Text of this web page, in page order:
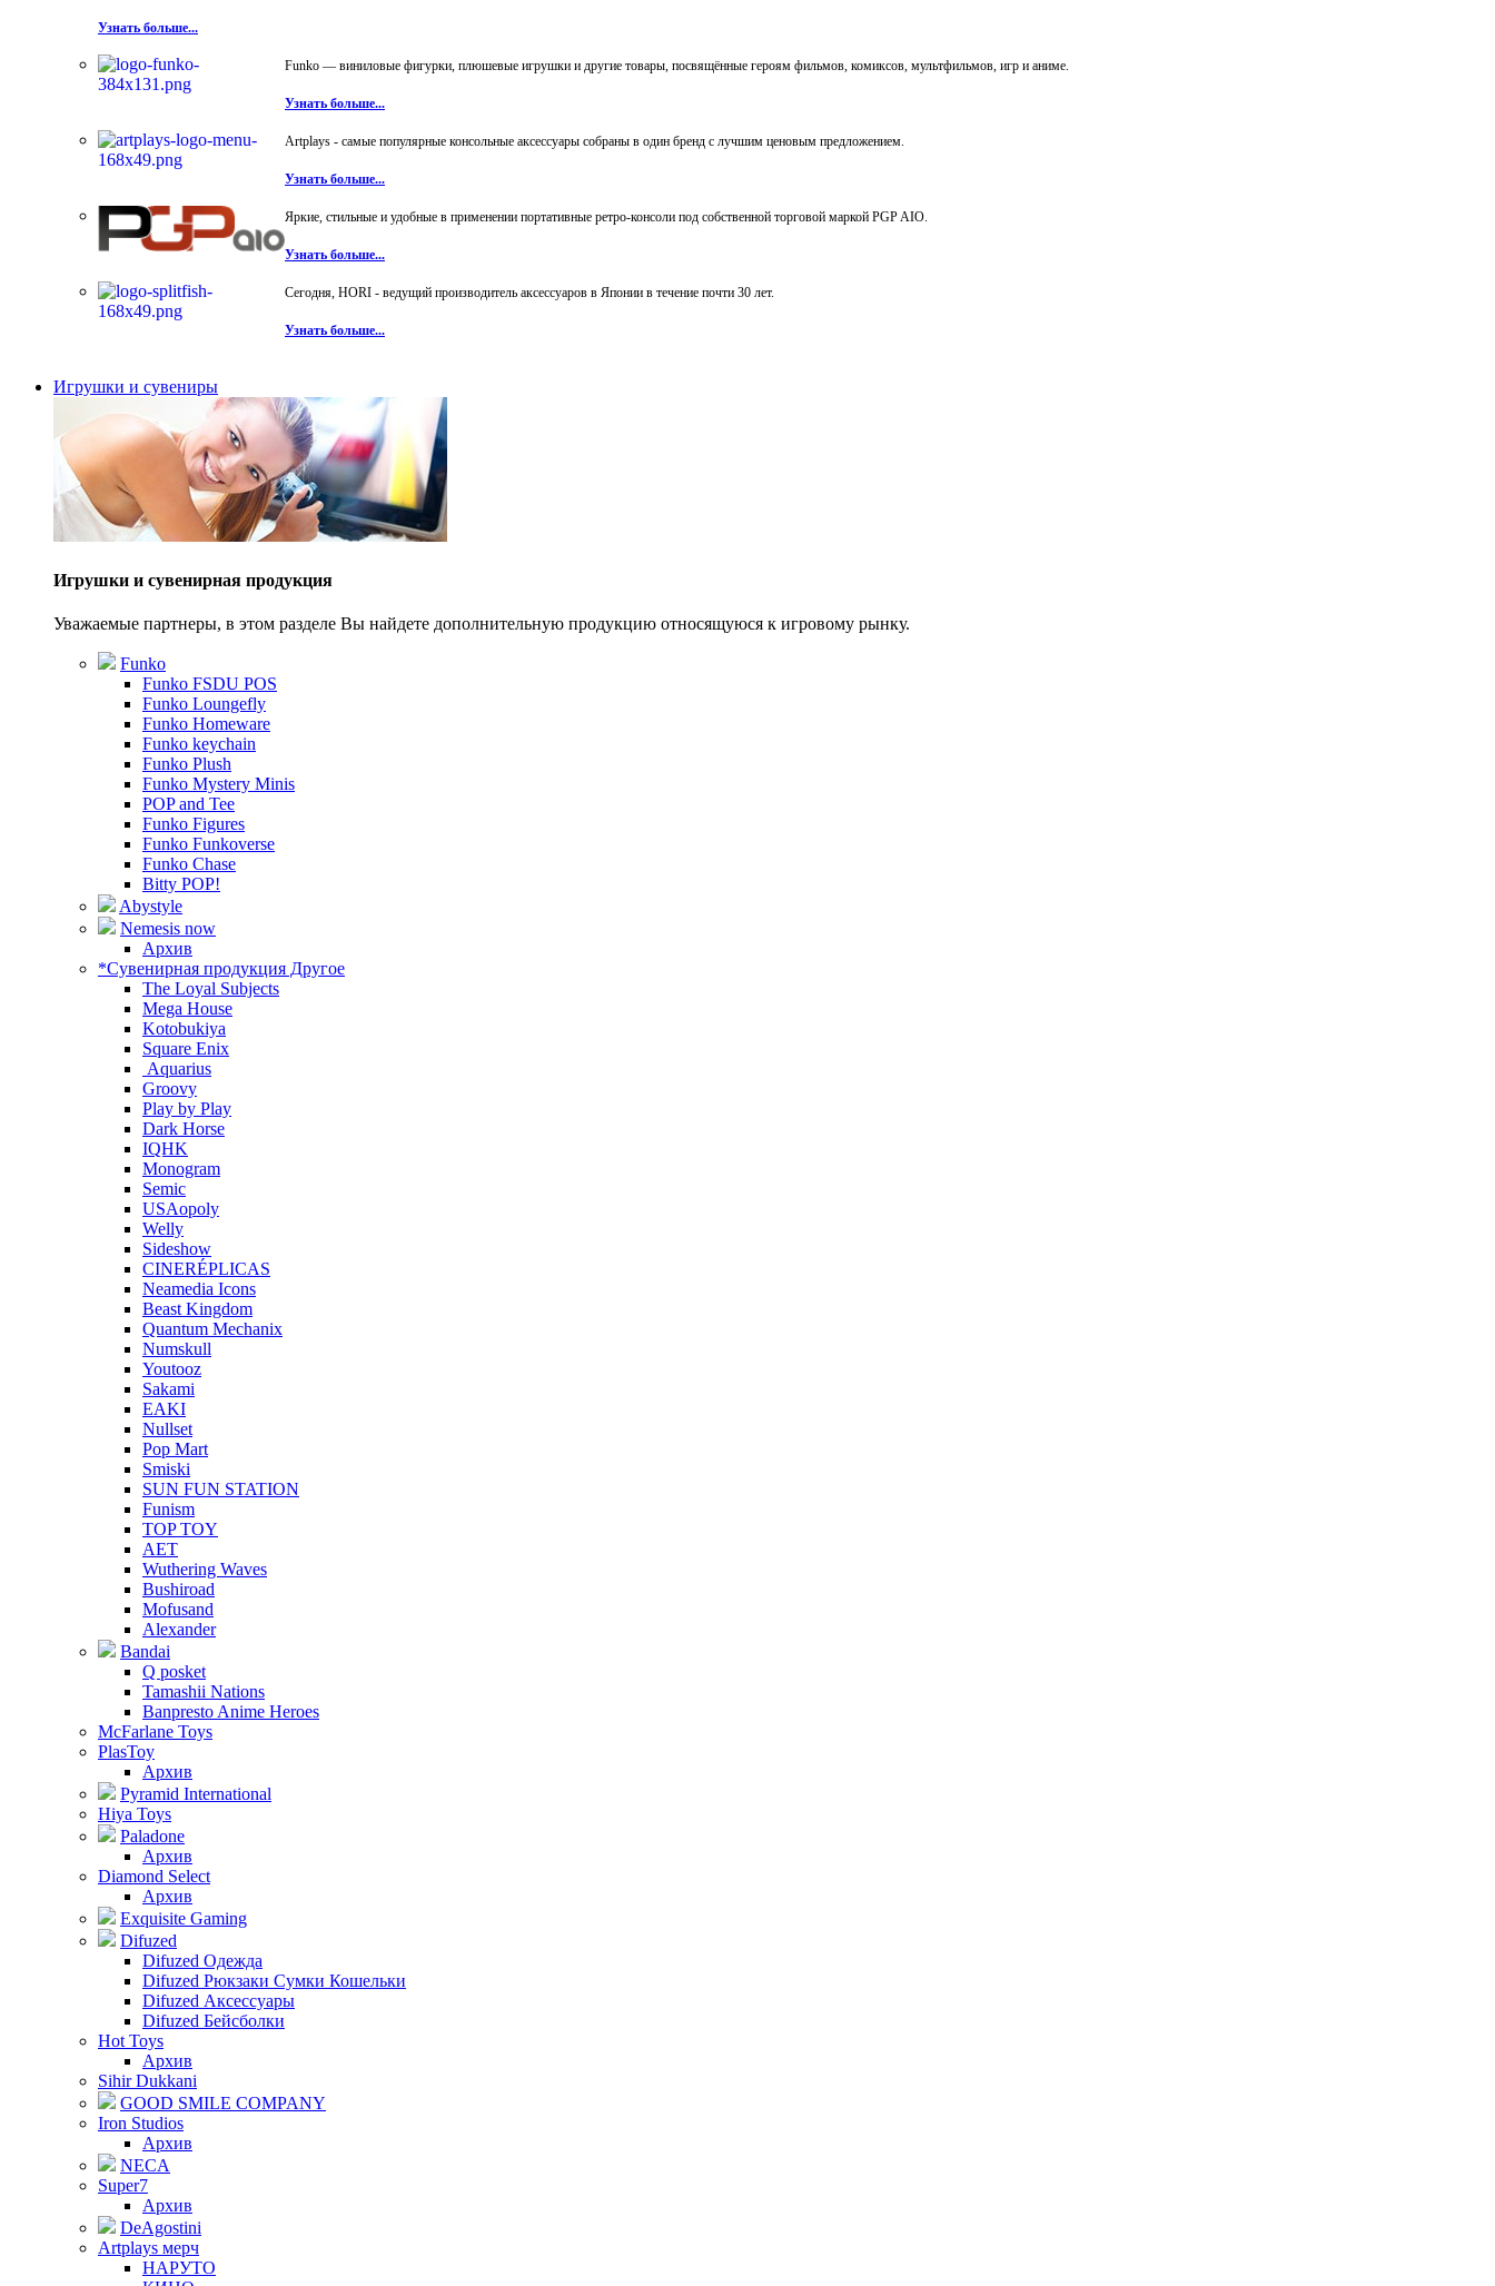
Узнать больше...
Funko — виниловые фигурки, плюшевые игрушки и другие товары, посвящённые героям фильмов, комиксов, мультфильмов, игр и аниме.
Узнать больше...
Artplays - самые популярные консольные аксессуары собраны в один бренд с лучшим ценовым предложением.
Узнать больше...
Яркие, стильные и удобные в применении портативные ретро-консоли под собственной торговой маркой PGP AIO.
Узнать больше...
Сегодня, HORI - ведущий производитель аксессуаров в Японии в течение почти 30 лет.
Узнать больше...
Игрушки и сувениры
Игрушки и сувенирная продукция
Уважаемые партнеры, в этом разделе Вы найдете дополнительную продукцию относящуюся к игровому рынку.
Funko
Funko FSDU POS
Funko Loungefly
Funko Homeware
Funko keychain
Funko Plush
Funko Mystery Minis
POP and Tee
Funko Figures
Funko Funkoverse
Funko Chase
Bitty POP!
Abystyle
Nemesis now
Архив
*Сувенирная продукция Другое
The Loyal Subjects
Mega House
Kotobukiya
Square Enix
Aquarius
Groovy
Play by Play
Dark Horse
IQHK
Monogram
Semic
USAopoly
Welly
Sideshow
CINERÉPLICAS
Neamedia Icons
Beast Kingdom
Quantum Mechanix
Numskull
Youtooz
Sakami
EAKI
Nullset
Pop Mart
Smiski
SUN FUN STATION
Funism
TOP TOY
AET
Wuthering Waves
Bushiroad
Mofusand
Alexander
Bandai
Q posket
Tamashii Nations
Banpresto Anime Heroes
McFarlane Toys
PlasToy
Архив
Pyramid International
Hiya Toys
Paladone
Архив
Diamond Select
Архив
Exquisite Gaming
Difuzed
Difuzed Одежда
Difuzed Рюкзаки Сумки Кошельки
Difuzed Аксессуары
Difuzed Бейсболки
Hot Toys
Архив
Sihir Dukkani
GOOD SMILE COMPANY
Iron Studios
Архив
NECA
Super7
Архив
DeAgostini
Artplays мерч
НАРУТО